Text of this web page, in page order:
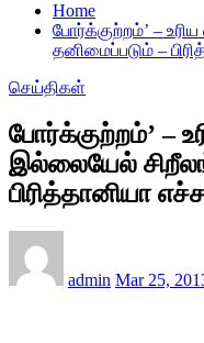
Home
போர்க்குற்றம்’ –
தனிமைப்படும் –
செய்திகள்
போர்க்குற்றம்’ –
இல்லையேல்
பிரித்தானியா
admin Mar 25,